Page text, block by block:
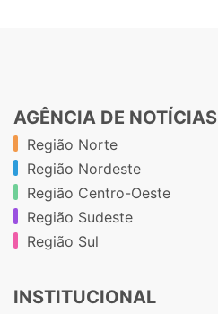
AGÊNCIA DE NOTÍCIAS
Região Norte
Região Nordeste
Região Centro-Oeste
Região Sudeste
Região Sul
INSTITUCIONAL